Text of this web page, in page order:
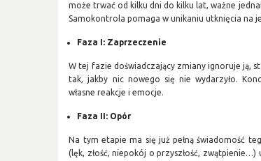
może trwać od kilku dni do kilku lat, ważne
Samokontrola pomaga w unikaniu utknięcia na
Faza I: Zaprzeczenie
W tej fazie doświadczający zmiany ignoruje ją,
tak, jakby nic nowego się nie wydarzyło.
własne reakcje i emocje.
Faza II: Opór
Na tym etapie ma się już pełną świadomość
(lęk, złość, niepokój o przyszłość,